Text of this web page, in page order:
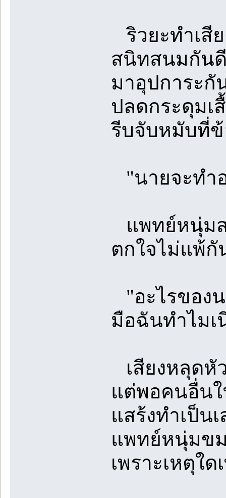
ริวยะทำเสี
สนิทสนมกันดี
มาอุปการะกั
ปลดกระดุมเ
รีบจับหมับที่
"นายจะทำ
แพทย์หนุ่มส
ตกใจไม่แพ้กั
"อะไรของ
มือฉันทำไมเ
เสียงหลุดหั
แต่พอคนอื่นใ
แสร้งทำเป็น
แพทย์หนุ่มข
เพราะเหตุ